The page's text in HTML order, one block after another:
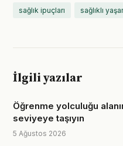
sağlık ipuçları sağlıklı
İlgili yazılar
Öğrenme yolculuğu
seviyeye taşıyın
5 Ağustos 2026